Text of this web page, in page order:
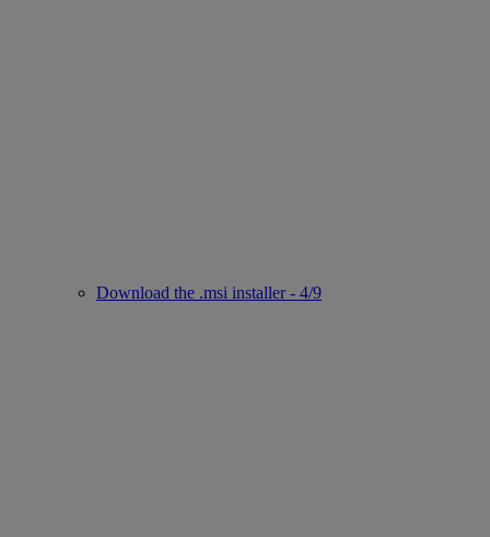
Download the .msi installer - 4/9